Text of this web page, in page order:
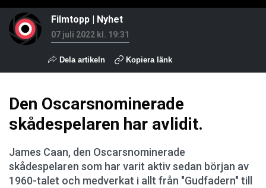
Filmtopp | Nyhet
07 juli 2022 kl. 19:31
Dela artikeln Kopiera länk
Den Oscarsnominerade
skådespelaren har avlidit.
James Caan, den Oscarsnominerade
skådespelaren som har varit aktiv sedan början av
1960-talet och medverkat i allt från "Gudfadern" till